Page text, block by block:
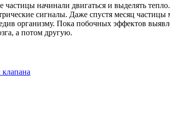
начинали двигаться и выделять
сигналы. Даже спустя месяц
организму. Пока побочных эффектов
а потом другую.